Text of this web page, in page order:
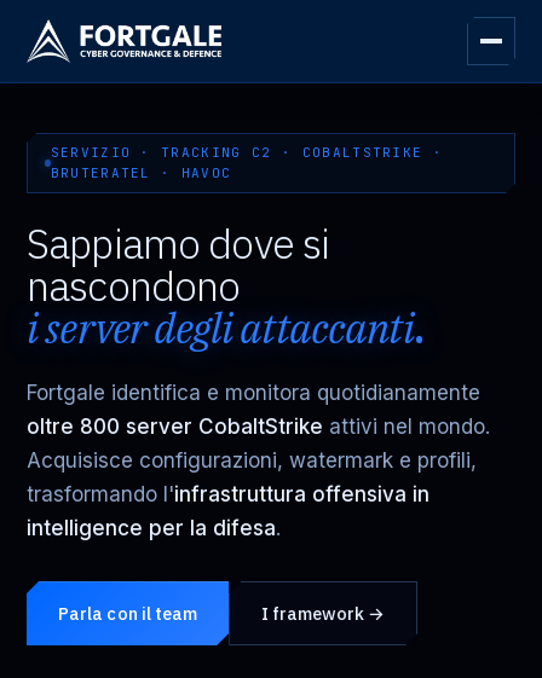
SERVIZIO · TRACKING C2 · COBALTSTRIKE ·
BRUTERATEL · HAVOC
Sappiamo dove si
nascondono
i server degli attaccanti.
Fortgale identifica e monitora quotidianamente
oltre 800 server CobaltStrike attivi nel mondo.
Acquisisce configurazioni, watermark e profili,
trasformando l'infrastruttura offensiva in
intelligence per la difesa.
Parla con il team I framework →